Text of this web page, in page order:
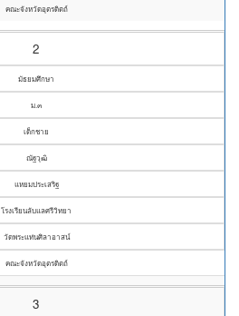
คณะจังหวัดอุตรดิตถ์
2
มัธยมศึกษา
ม.๓
เด็กชาย
ณัฐวุฒิ
แหยมประเสริฐ
โรงเรียนลับแลศรีวิทยา
วัดพระแท่นศิลาอาสน์
คณะจังหวัดอุตรดิตถ์
3